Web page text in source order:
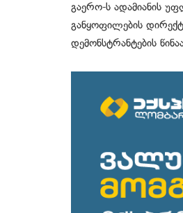
გაერო-ს ადამიანის
განყოფილების
დემონსტრანტების